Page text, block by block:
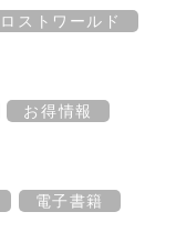
ロストワールド
お得情報
電子書籍